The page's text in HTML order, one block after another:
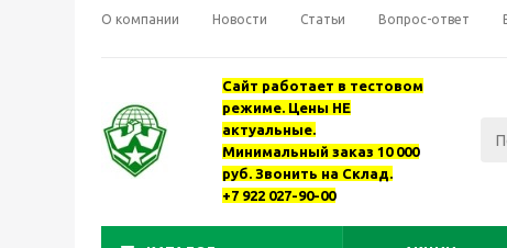
О компании Новости Статьи Вопрос-ответ
Сайт работает в тестовом
режиме. Цены НЕ
актуальные.
Минимальный заказ 10 000
руб. Звонить на Склад.
+7 922 027-90-00